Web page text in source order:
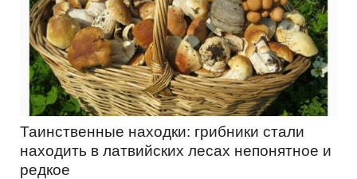
Таинственные находки: грибники стали
находить в латвийских лесах непонятное и
редкое